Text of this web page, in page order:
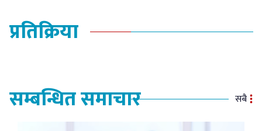
प्रतिक्रिया
सम्बन्धित समाचार सबै